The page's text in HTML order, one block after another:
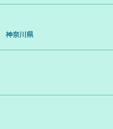
神奈川県